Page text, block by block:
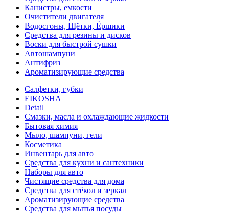
Канистры, емкости
Очистители двигателя
Водосгоны, Щётки, Ёршики
Средства для резины и дисков
Воски для быстрой сушки
Автошампуни
Антифриз
Ароматизирующие средства
Салфетки, губки
EIKOSHA
Detail
Смазки, масла и охлаждающие жидкости
Бытовая химия
Мыло, шампуни, гели
Косметика
Инвентарь для авто
Средства для кухни и сантехники
Наборы для авто
Чистящие средства для дома
Средства для стёкол и зеркал
Ароматизирующие средства
Средства для мытья посуды